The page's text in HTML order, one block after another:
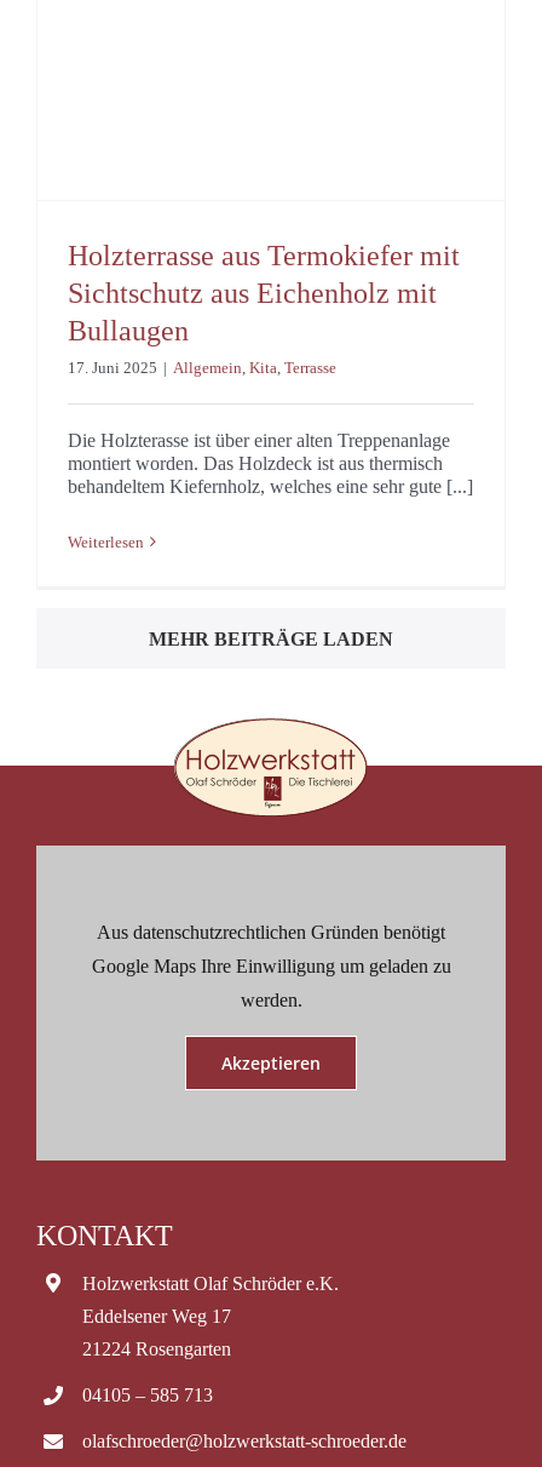
Holzterrasse aus Termokiefer mit
Sichtschutz aus Eichenholz mit
Bullaugen
17. Juni 2025 | Allgemein Kita Terrasse
Die Holzterasse ist über einer alten Treppenanlage
montiert worden. Das Holzdeck ist aus thermisch
behandeltem Kiefernholz, welches eine sehr gute [...]
Weiterlesen
MEHR BEITRÄGE LADEN
Aus datenschutzrechtlichen Gründen benötigt
Google Maps Ihre Einwilligung um geladen zu
werden.
Akzeptieren
KONTAKT
Holzwerkstatt Olaf Schröder e.K.
Eddelsener Weg 17
21224 Rosengarten
04105 – 585 713
olafschroeder@holzwerkstatt-schroeder.de